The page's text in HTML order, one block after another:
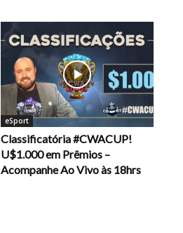
eSport
Classificatória #CWACUP!
U$1.000 em Prêmios –
Acompanhe Ao Vivo às 18hrs